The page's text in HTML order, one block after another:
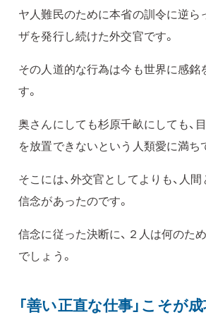
ヤ人難民のために本省の訓令に逆ら
ザを発行し続けた外交官です。
その人道的な行為は今も世界に感銘
す。
奥さんにしても杉原千畝にしても、
を放置できないという人類愛に満ち
そこには、外交官としてよりも、人
信念があったのです。
信念に従った決断に、２人は何のた
でしょう。
「善い正直な仕事」こそが